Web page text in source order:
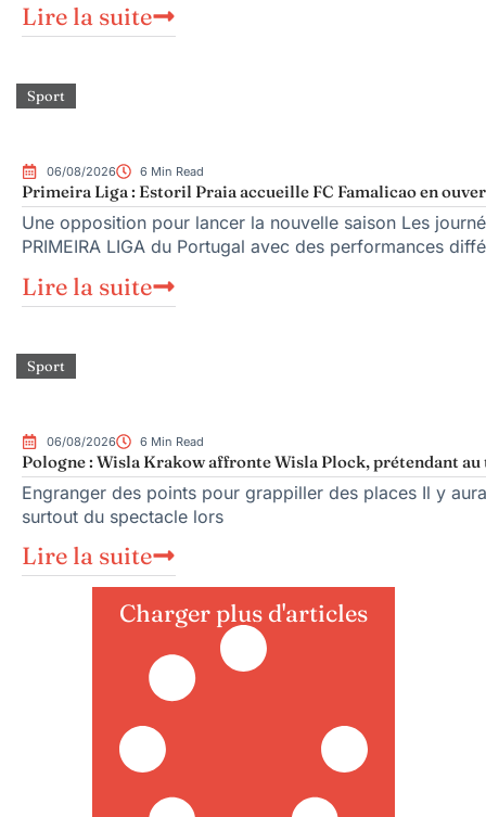
Lire la suite
Sport
06/08/2026 6 Min Read
Primeira Liga : Estoril Praia accueille FC Famalicao en
Une opposition pour lancer la nouvelle saison Les
PRIMEIRA LIGA du Portugal avec des performances
Lire la suite
Sport
06/08/2026 6 Min Read
Pologne : Wisla Krakow affronte Wisla Plock, prétendant
Engranger des points pour grappiller des places Il y
surtout du spectacle lors
Lire la suite
Charger plus d'articles